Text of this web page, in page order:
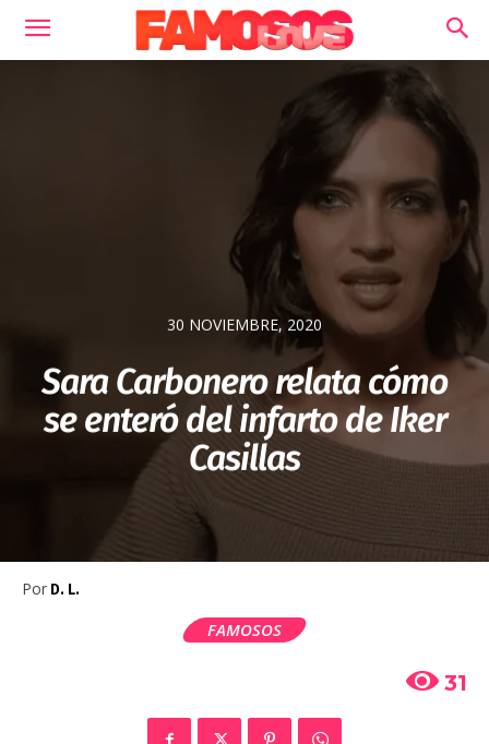
30 NOVIEMBRE, 2020
Sara Carbonero relata cómo
se enteró del infarto de Iker
Casillas
Por D. L.
FAMOSOS
31